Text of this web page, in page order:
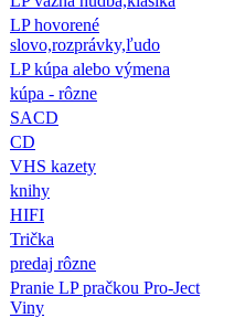
LP hovorené
slovo,rozprávky,ľudo
LP kúpa alebo výmena
kúpa - rôzne
SACD
CD
VHS kazety
knihy
HIFI
Trička
predaj rôzne
Pranie LP pračkou Pro-Ject
Viny